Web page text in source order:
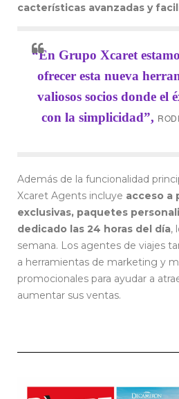
cacterísticas avanzadas y
“En Grupo Xcaret
ofrecer esta nueva
valiosos socios donde el
con la simplicidad”,
Además de la funcionalidad
Xcaret Agents incluye acceso a
exclusivas, paquetes
dedicado las 24 horas del día,
semana. Los agentes de viajes
a herramientas de marketing y
promocionales para ayudar a
aumentar sus ventas.